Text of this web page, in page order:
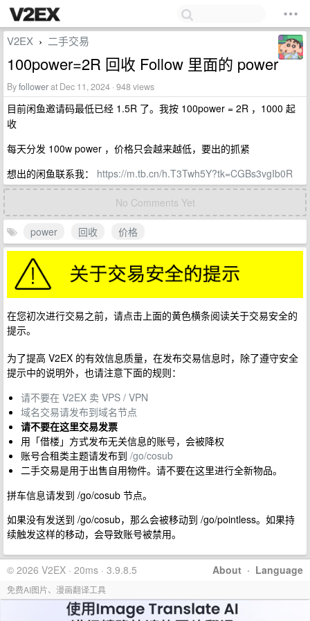
V2EX › 二手交易
100power=2R 回收 Follow 里面的 power
Byfollowerat Dec 11, 2024 · 948 views
目前闲鱼邀请码最低已经 1.5R 了。我按 100power = 2R ，1000 起
收
每天分发 100w power ，价格只会越来越低，要出的抓紧
想出的闲鱼联系我： https://m.tb.cn/h.T3Twh5Y?tk=CGBs3vgIb0R
No Comments Yet
power 回收 价格
在您初次进行交易之前，请点击上面的黄色横条阅读关于交易安全的
提示。
为了提高 V2EX 的有效信息质量，在发布交易信息时，除了遵守安全
提示中的说明外，也请注意下面的规则：
请不要在 V2EX 卖 VPS / VPN
域名交易请发布到域名节点
请不要在这里交易发票
用「借楼」方式发布无关信息的账号，会被降权
账号合租类主题请发布到 /go/cosub
二手交易是用于出售自用物件。请不要在这里进行全新物品。
拼车信息请发到 /go/cosub 节点。
如果没有发送到 /go/cosub，那么会被移动到 /go/pointless。如果持
续触发这样的移动，会导致账号被禁用。
About · Language
© 2026 V2EX · 20ms · 3.9.8.5
免费AI图片、漫画翻译工具